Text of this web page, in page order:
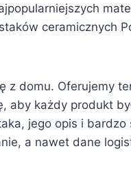
ceramicznych
z domu. Oferujemy
aby każdy produkt
jego opis i bardzo
a nawet dane